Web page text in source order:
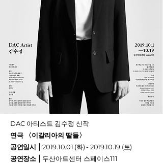
DAC 아티스트 김수정 신작
연극 〈이갈리아의 딸들〉
공연일시 ⎮2019.10.01.(화) -2019.10.19.(토)
공연장소⎮ 두산아트센터 스페이스111